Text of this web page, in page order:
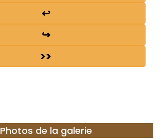
↩
↪
>>
Photos de la galerie